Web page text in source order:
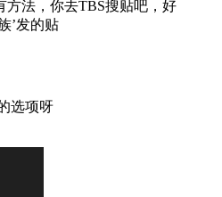
方法，你去TBS搜贴吧，好
’发的贴
选项呀